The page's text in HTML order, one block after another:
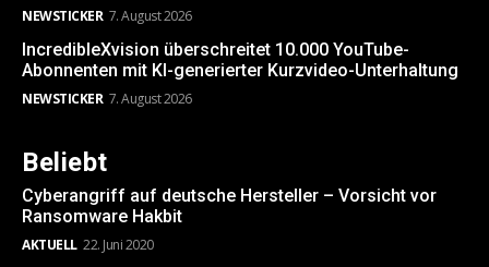
NEWSTICKER 7. August 2026
IncredibleXvision überschreitet 10.000 YouTube-
Abonnenten mit KI-generierter Kurzvideo-Unterhaltung
NEWSTICKER 7. August 2026
Beliebt
Cyberangriff auf deutsche Hersteller – Vorsicht vor
Ransomware Hakbit
AKTUELL 22. Juni 2020